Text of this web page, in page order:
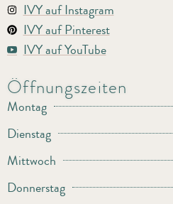
IVY auf Instagram
IVY auf Pinterest
IVY auf YouTube
Öffnungszeiten
Montag
Dienstag
Mittwoch
Donnerstag